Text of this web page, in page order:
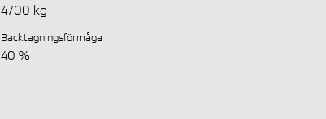
4700 kg
Backtagningsförmåga
40 %